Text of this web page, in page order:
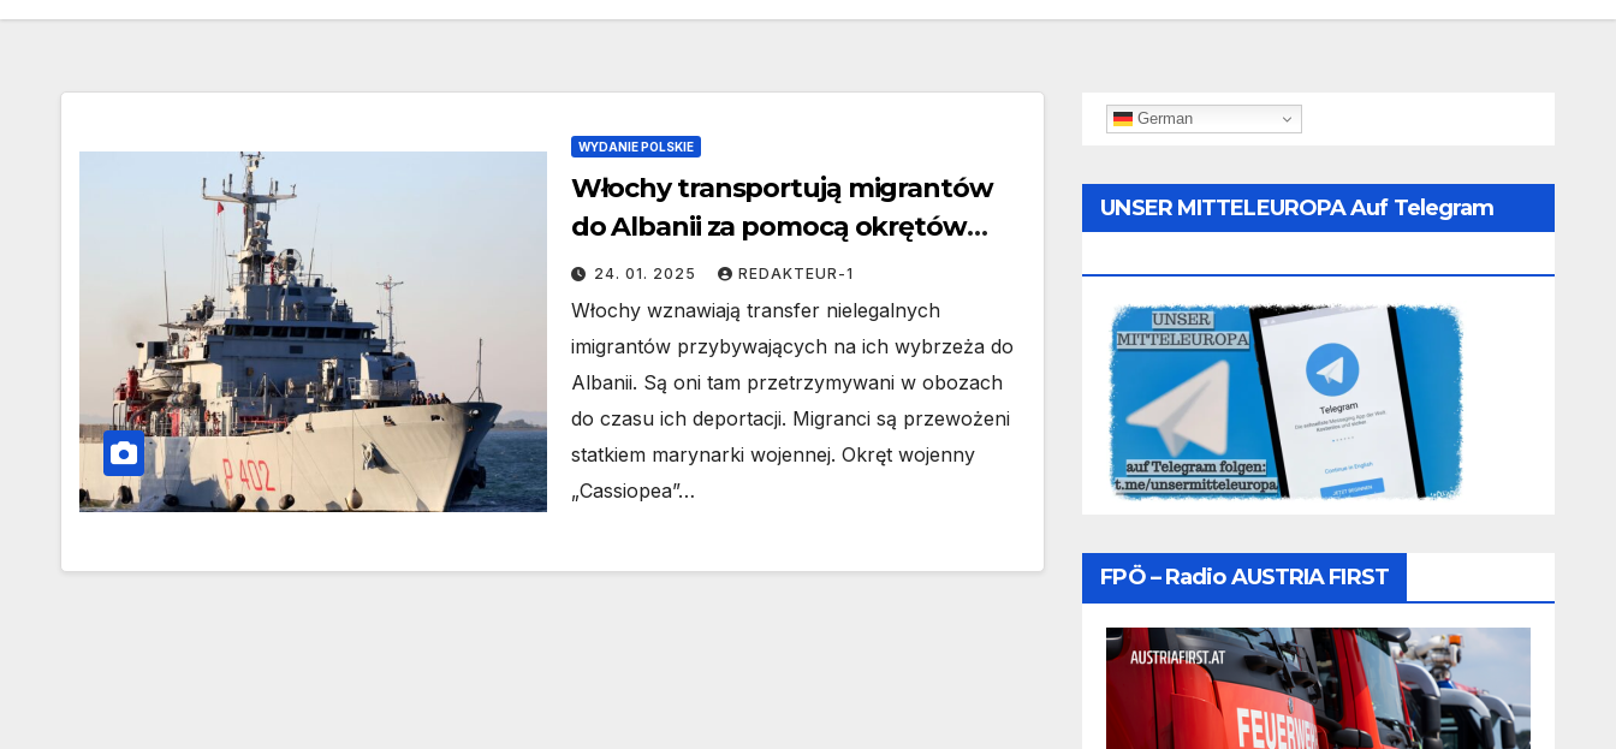
WYDANIE POLSKIE
Włochy transportują migrantów
do Albanii za pomocą okrętów
wojennych
24. 01. 2025 REDAKTEUR-1
Włochy wznawiają transfer nielegalnych
imigrantów przybywających na ich wybrzeża do
Albanii. Są oni tam przetrzymywani w obozach
do czasu ich deportacji. Migranci są przewożeni
statkiem marynarki wojennej. Okręt wojenny
„Cassiopea”…
German
UNSER MITTELEUROPA Auf Telegram
FPÖ – Radio AUSTRIA FIRST